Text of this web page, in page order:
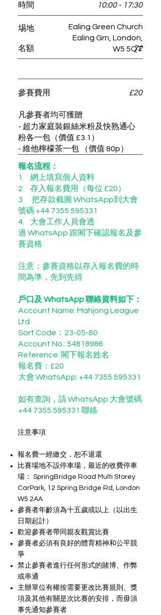
​時間 10:00 - 17:30
​埸地
Ealing Green Church
Ealing Grn, London,
W5 5QT
​參賽費用 £20
凡參賽者均可獲​贈
- 超力家庭裝銀絲米粉及快熟通心
粉各一包（價值 £3.1）
- 維他檸檬茶一包 （價值 80p）
報名流程：
1. 網上填寫個人資料
2. 存入報名費用（每位 £20）
3 把存款截圖 WhatsApp到大會
號碼 +44 7355 595331
4. 大會工作人員會透
過 WhatsApp 跟閣下確認報名及參
賽資格
注意：參賽資格以存入報名費的時
間為準，先到先得
戶口及 WhatsApp 聯絡資料如下：
Account Name: Mahjong League
Ltd
Sort Code：23-05-80
Account No.: 54818986
Reference: 閣下報名姓名
報名費：£20
大會 WhatsApp: +44 7355 595331
如有查詢，請 WhatsApp 大會號碼
+44 7355 595331 聯絡
​名額 72
注意事項
報名費一經繳交，恕不退還
比賽場地不設停車場，最近的收費停車
場： SpringBridge Road Multi Storey
CarPark, 12 Spring Bridge Rd, London
W5 2AA
參賽者年齡須為十五歲或以上（以出生
日期起計）
​歡迎參賽者帶同親友觀賞比賽
參賽者必須有良好的體育精神和公平競
爭
禁止參賽者進行任何形式的賭博、作弊
或串通
主辦單位有權按需要更改比賽規則、獎
項及其他有關是次比賽的安排，而毋須
事先通知參賽者